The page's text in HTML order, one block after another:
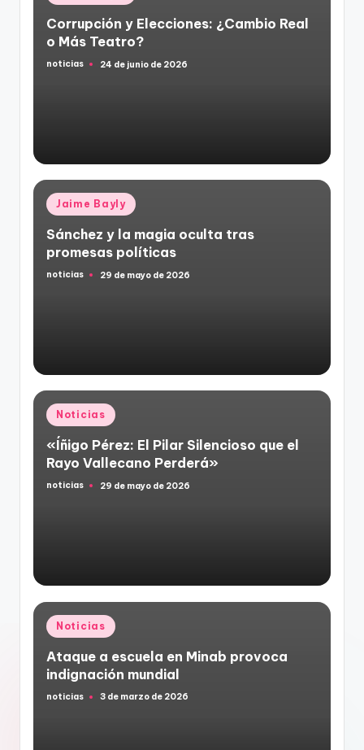
en
Corrupción y Elecciones: ¿Cambio Real
o Más Teatro?
Publicado
noticias 24 de junio de 2026
Publicado
en
Jaime Bayly
Sánchez y la magia oculta tras
promesas políticas
Publicado
noticias 29 de mayo de 2026
Publicado
en
Noticias
«Íñigo Pérez: El Pilar Silencioso que el
Rayo Vallecano Perderá»
Publicado
noticias 29 de mayo de 2026
Publicado
en
Noticias
Ataque a escuela en Minab provoca
indignación mundial
Publicado
noticias 3 de marzo de 2026